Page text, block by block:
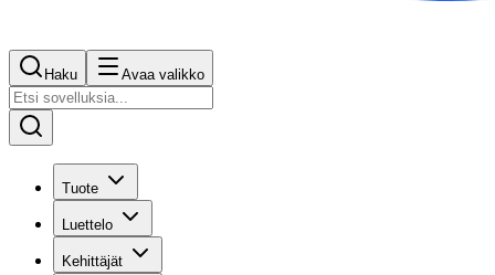
Haku Avaa valikko
Tuote
Luettelo
Kehittäjät